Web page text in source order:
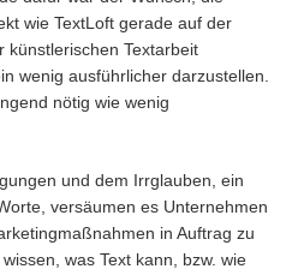
wie TextLoft gerade auf der
künstlerischen Textarbeit
wenig ausführlicher darzustellen.
nötig wie wenig
und dem Irrglauben, ein
versäumen es Unternehmen
in Auftrag zu
was Text kann, bzw. wie